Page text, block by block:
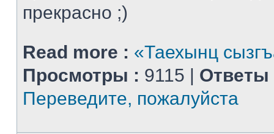
прекрасно ;)
Read more : «Таехынц
Просмотры : 9115 | Ответы
Переведите, пожалуйста